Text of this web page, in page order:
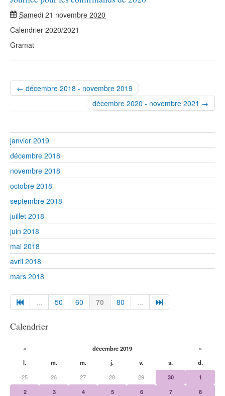
Samedi 21 novembre 2020
Calendrier 2020/2021
Gramat
← décembre 2018 - novembre 2019
décembre 2020 - novembre 2021 →
janvier 2019
décembre 2018
novembre 2018
octobre 2018
septembre 2018
juillet 2018
juin 2018
mai 2018
avril 2018
mars 2018
... 50 60 70 80 ...
Calendrier
« décembre 2019
»
l.
m. m. j. v. s.
d.
25
26 27 28 29 30
1
2
3 4 5 6 7
8